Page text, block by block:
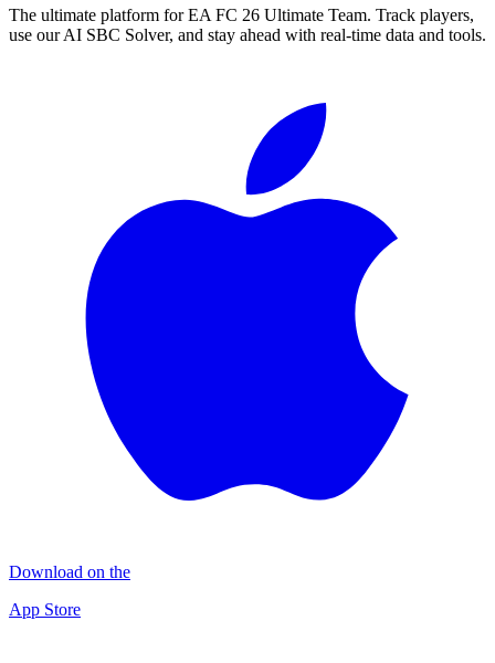
The ultimate platform for EA FC 26 Ultimate Team. Track players,
use our AI SBC Solver, and stay ahead with real-time data and tools.
Download on the
App Store